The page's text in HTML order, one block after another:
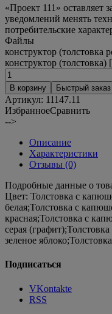
«Проект 111» оставляет
уведомлений менять
потребительские
Файлы
конструктор (толстовка
конструктор (толстовка)
В корзину Быстрый заказ
Артикул: 11147.11
ИзбранноеСравнить
-->
Описание
Характеристики
Отзывы (0)
Подробные данные о
Цвет: Толстовка с
белая;Толстовка с
красная;Толстовка с
серая
зеленое
Подписаться
VKontakte
RSS